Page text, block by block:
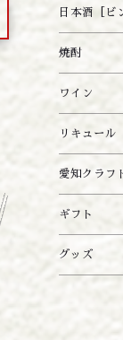
日本酒［ビ
焼酎
ワイン
リキュール
愛知クラフ
ギフト
グッズ